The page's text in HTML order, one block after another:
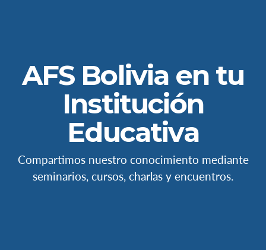
AFS Bolivia en tu
Institución
Educativa
Compartimos nuestro conocimiento mediante
seminarios, cursos, charlas y encuentros.